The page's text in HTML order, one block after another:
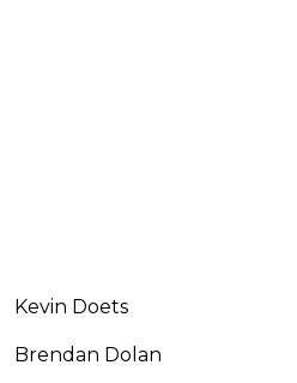
Kevin Doets
Brendan Dolan